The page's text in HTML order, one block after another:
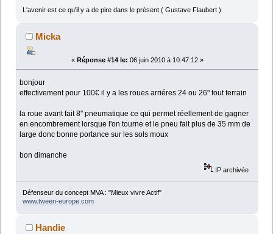
L'avenir est ce qu'il y a de pire dans le présent ( Gustave Flaubert ).
Micka
« Réponse #14 le: 06 juin 2010 à 10:47:12 »
bonjour
effectivement pour 100€ il y a les roues arriéres 24 ou 26" tout terrain
la roue avant fait 8" pneumatique ce qui permet réellement de gagner
en encombrement lorsque l'on tourne et le pneu fait plus de 35 mm de
large donc bonne portance sur les sols moux
bon dimanche
IP archivée
Défenseur du concept MVA : "Mieux vivre Actif"
www.tween-europe.com
Handie